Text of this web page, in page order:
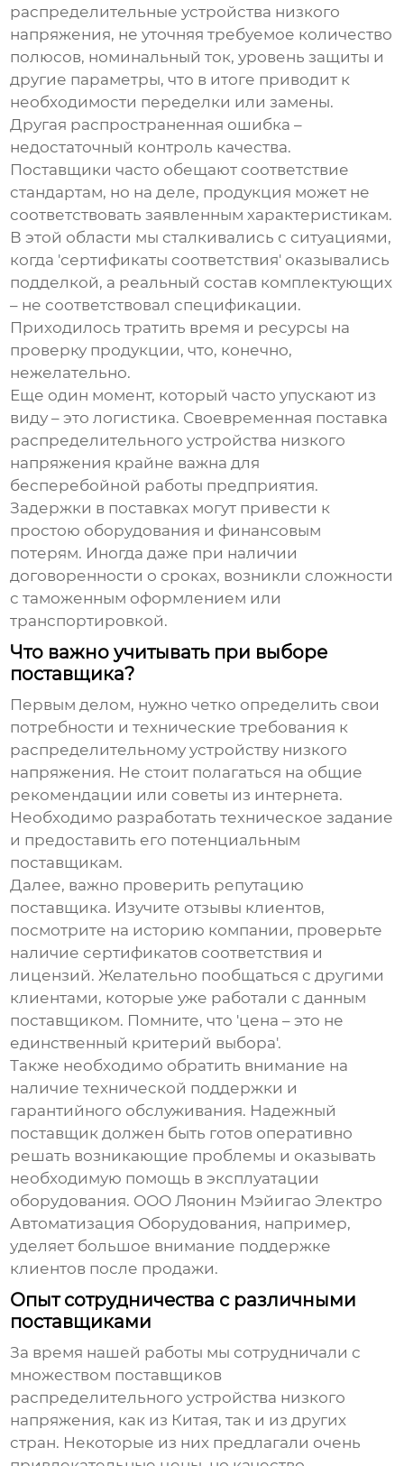
распределительные устройства низкого
напряжения, не уточняя требуемое количество
полюсов, номинальный ток, уровень защиты и
другие параметры, что в итоге приводит к
необходимости переделки или замены.
Другая распространенная ошибка –
недостаточный контроль качества.
Поставщики часто обещают соответствие
стандартам, но на деле, продукция может не
соответствовать заявленным характеристикам.
В этой области мы сталкивались с ситуациями,
когда 'сертификаты соответствия' оказывались
подделкой, а реальный состав комплектующих
– не соответствовал спецификации.
Приходилось тратить время и ресурсы на
проверку продукции, что, конечно,
нежелательно.
Еще один момент, который часто упускают из
виду – это логистика. Своевременная поставка
распределительного устройства низкого
напряжения крайне важна для
бесперебойной работы предприятия.
Задержки в поставках могут привести к
простою оборудования и финансовым
потерям. Иногда даже при наличии
договоренности о сроках, возникли сложности
с таможенным оформлением или
транспортировкой.
Что важно учитывать при выборе
поставщика?
Первым делом, нужно четко определить свои
потребности и технические требования к
распределительному устройству низкого
напряжения. Не стоит полагаться на общие
рекомендации или советы из интернета.
Необходимо разработать техническое задание
и предоставить его потенциальным
поставщикам.
Далее, важно проверить репутацию
поставщика. Изучите отзывы клиентов,
посмотрите на историю компании, проверьте
наличие сертификатов соответствия и
лицензий. Желательно пообщаться с другими
клиентами, которые уже работали с данным
поставщиком. Помните, что 'цена – это не
единственный критерий выбора'.
Также необходимо обратить внимание на
наличие технической поддержки и
гарантийного обслуживания. Надежный
поставщик должен быть готов оперативно
решать возникающие проблемы и оказывать
необходимую помощь в эксплуатации
оборудования. ООО Ляонин Мэйигао Электро
Автоматизация Оборудования, например,
уделяет большое внимание поддержке
клиентов после продажи.
Опыт сотрудничества с различными
поставщиками
За время нашей работы мы сотрудничали с
множеством поставщиков
распределительного устройства низкого
напряжения, как из Китая, так и из других
стран. Некоторые из них предлагали очень